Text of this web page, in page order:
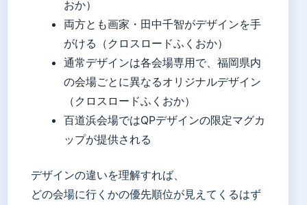
おか）
両方とも画家・田中千智がデザインを手
がける（クロスロードふくおか）
通常デザインは各会場専用で、福岡県内
の会場ごとに異なるオリジナルデザイン
（クロスロードふくおか）
百道浜会場ではQPデザインの限定マグカ
ップが提供される
デザインの違いを理解すれば、
どの会場に行くかの優先順位が見えてくるはず